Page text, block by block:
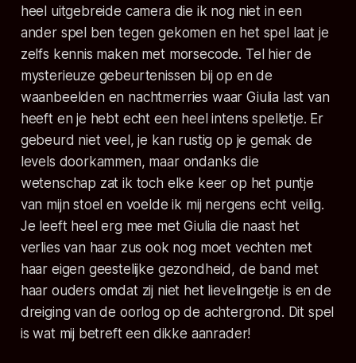
heel uitgebreide camera die ik nog niet in een
ander spel ben tegen gekomen en het spel laat je
zelfs kennis maken met morsecode. Tel hier de
mysterieuze gebeurtenissen bij op en de
waanbeelden en nachtmerries waar Giulia last van
heeft en je hebt echt een heel intens spelletje. Er
gebeurd niet veel, je kan rustig op je gemak de
levels doorkammen, maar ondanks die
wetenschap zat ik toch elke keer op het puntje
van mijn stoel en voelde ik mij nergens echt veilig.
Je leeft heel erg mee met Giulia die naast het
verlies van haar zus ook nog moet vechten met
haar eigen geestelijke gezondheid, de band met
haar ouders omdat zij niet het lievelingetje is en de
dreiging van de oorlog op de achtergrond. Dit spel
is wat mij betreft een dikke aanrader!